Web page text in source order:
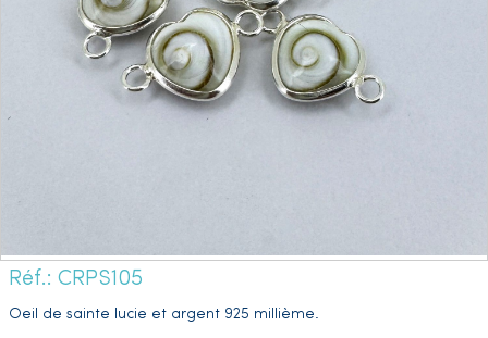
Réf.: CRPS105
Oeil de sainte lucie et argent 925 millième.